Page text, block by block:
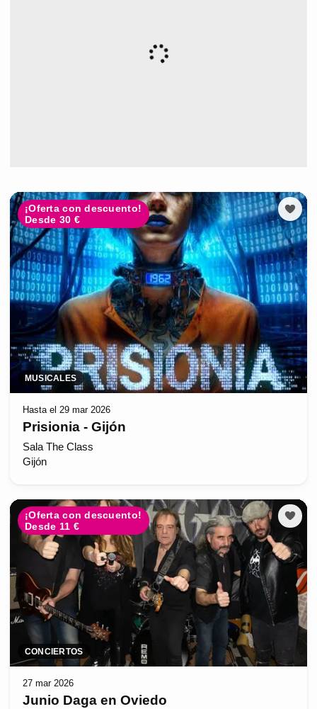
¡Oferta con descuento!
Desde 30 €
MUSICALES
Hasta el 29 mar 2026
Prisionia - Gijón
Sala The Class
Gijón
¡Oferta con descuento!
Desde 11 €
CONCIERTOS
27 mar 2026
Junio Daga en Oviedo